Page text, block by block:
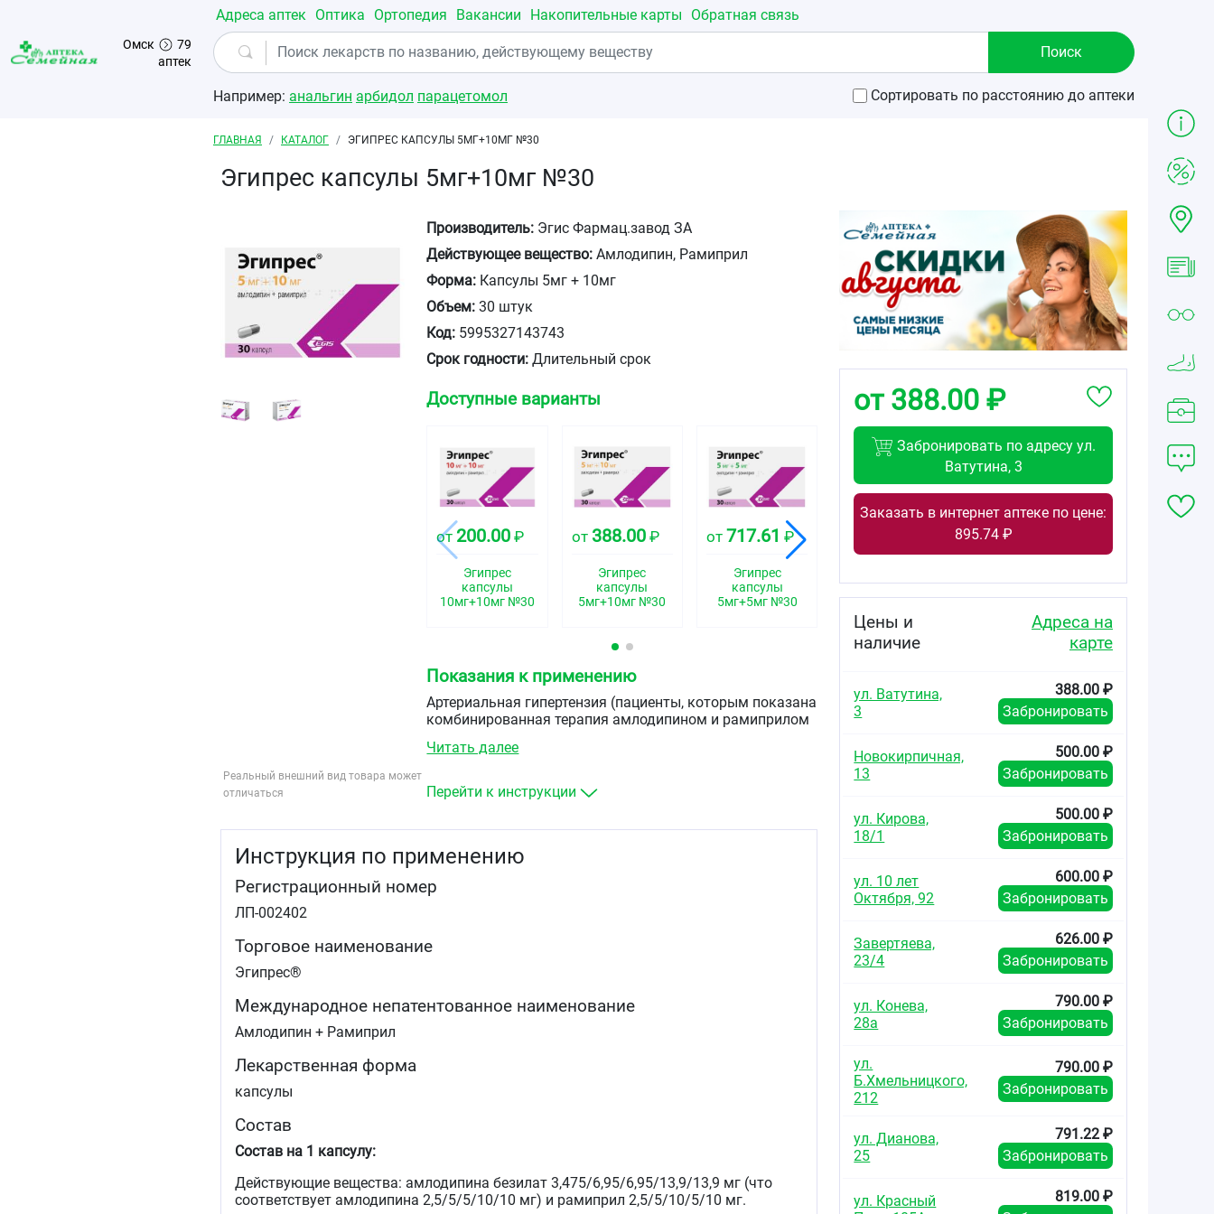
Перейти к основному содержанию
Омск
79
аптек
Адреса аптек Оптика Ортопедия Вакансии Накопительные карты Обратная связь
Например: анальгин арбидол парацетомол Сортировать по расстоянию до аптеки
Строка навигации
ГЛАВНАЯ КАТАЛОГ ЭГИПРЕС КАПСУЛЫ 5МГ+10МГ №30
Эгипрес капсулы 5мг+10мг №30
Реальный внешний вид товара может
отличаться
Производитель: Эгис Фармац.завод ЗА
Действующее вещество: Амлодипин, Рамиприл
Форма: Капсулы 5мг + 10мг
Объем: 30 штук
Код: 5995327143743
Срок годности: Длительный срок
Доступные варианты
от 200.00 ₽
Эгипрес
капсулы
10мг+10мг №30
от 388.00₽
Эгипрес
капсулы
5мг+10мг №30
от717.61 ₽
Эгипрес
капсулы
5мг+5мг №30
капсулы
10мг+5мг №30
Показания к применению
Артериальная гипертензия (пациенты, которым показана
комбинированная терапия амлодипином и рамиприлом
Читать далее
Перейти к инструкции
Инструкция по применению
Регистрационный номер
ЛП-002402
Торговое наименование
Эгипрес®
Международное непатентованное наименование
Амлодипин + Рамиприл
Лекарственная форма
капсулы
Состав
Состав на 1 капсулу:
Действующие вещества: амлодипина безилат 3,475/6,95/6,95/13,9/13,9 мг (что
соответствует амлодипина 2,5/5/5/10/10 мг) и рамиприл 2,5/5/10/5/10 мг.
от 388.00 ₽
Забронировать по адресу ул.
Ватутина, 3
Заказать в интернет аптеке по цене:
895.74 ₽
Цены и
наличие
Адреса на
карте
ул. Ватутина,
3
388.00 ₽
Забронировать
Новокирпичная,
13
500.00 ₽
Забронировать
ул. Кирова,
18/1
500.00 ₽
Забронировать
ул. 10 лет
Октября, 92
600.00 ₽
Забронировать
Завертяева,
23/4
626.00 ₽
Забронировать
ул. Конева,
28а
790.00 ₽
Забронировать
ул.
Б.Хмельницкого,
212
790.00 ₽
Забронировать
ул. Дианова,
25
791.22 ₽
Забронировать
ул. Красный
819.00 ₽